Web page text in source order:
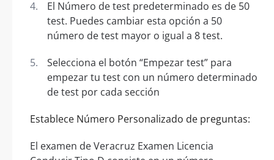
El Número de test predeterminado es de 50
test. Puedes cambiar esta opción a 50
número de test mayor o igual a 8 test.
Selecciona el botón “Empezar test” para
empezar tu test con un número determinado
de test por cada sección
Establece Número Personalizado de preguntas:
El examen de Veracruz Examen Licencia